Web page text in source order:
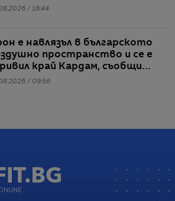
/ 16:44
е навлязъл в българското
пространство и се е
край Кардам, съобщи
/ 09:56